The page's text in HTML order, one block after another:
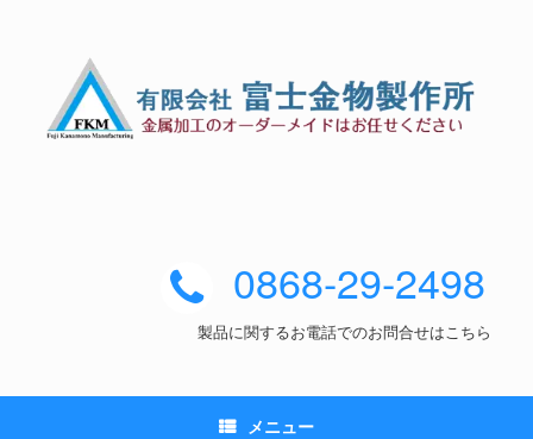
0868-29-2498
製品に関するお電話でのお問合せはこちら
メニュー